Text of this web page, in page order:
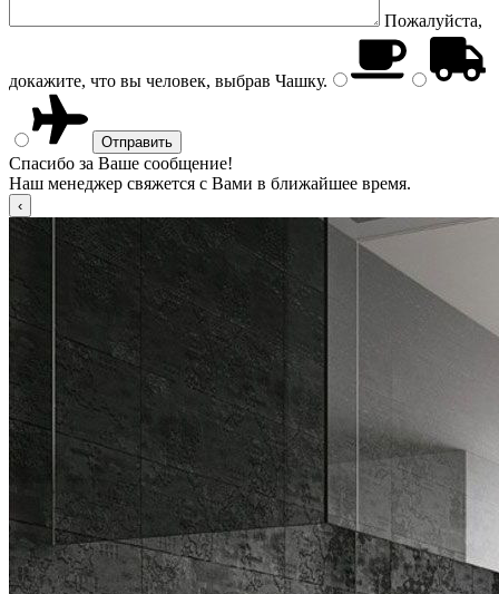
Пожалуйста,
докажите, что вы человек, выбрав Чашку.
Спасибо за Ваше сообщение!
Наш менеджер свяжется с Вами в ближайшее время.